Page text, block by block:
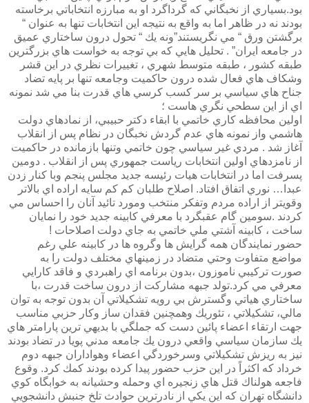
بود.بسياري از نخبگاني كه گرداگرد او به مبارزه انتخاباتي برخاسته
بودند نه در ظاهر اما به واقع به نتيجه اين انتخابات تنها به عنوان “
برگشتن ورق “ مي نگريستند”ونه يك “ تحول درون ساختاري عميق
در جامعه ايران” . تحليل هايي كه بي توجه به خواست هاي بزرگترين
طبقه كشور ، طبقه متوسط شهري ، تغييرات نظري در اين قشر
وشكاف هاي فعال شده درون حاكميت وجامعه تنها بر پايه تضاد
جناح هاي سياسي بر سر كسب كرسي هاي قدرت بنا مي شد نمونه
اي از اين سطحي نگري هاست ؛
اولين محافظه كاري خاتمي با ابقاء دكتر حبيبي، از نمادهاي دولت
هاشمي واز نمونه هاي عدم گردش نخبگان در نظام پس از انقلاب
آغاز شد . مردي غير سياسي چون خاتمي وتنها بازمانده در حاكميت
از نامزدهاي اولين انتخابات رياست جمهوري پس از انقلاب . دومين
پسرفت اما در انتخابات هيات رئيسه جديد مجلس پنجم وبا كنار زدن
عبدا… نوري اتفاق افتاد. اصلاح طلبان كم كم سايه اراده اي بالاتر
وقويتر از اراده مردم وتفكر منتخب ومورد تائيد آنان را احساس مي
كردند .سومين گام عقبگرد با معرفي كابينه جديد خود را نمايان
ساخت ، كابينه آشتي ملي خاتمي به جاي دولت اصلاحات !
حضور نمايندگان همه گرايش ها وگروه ها در كابينه علي رغم
مواضع متفاوت وحتي متضاد در زمينهاي مختلف دولت را به
صورت تركيبي ناموزون ،بدون برنامه اي راهبردي و فاقد كارايي
معرفي مي كرد.تولد جبهه مشاركت از درون ساخت قدرت ،با
ساختاري هياتي وگسترش بي رويه تشكيلاتي آن بدون توجه به توان
مالي، تشكيلاتي ، تئوريك وهمچنين فقدان ساز وكار حزبي مناسب
جهت ارتقاء اعضاء پائين دست كه جملگي با بديهي ترين پارامتر هاي
يك سازمان سياسي واقعي درون يك جامعه مدني پويا در تضاد بودند
نيز به ريزش تشكيلاتي وسرخوردگي اعضاء وهواداران جبهه دوم
خرداد كه اكثراً در اين حزب حضور پيدا كرده بودند كمك كرد. وقوع
فاجعه هولناك قتل هاي زنجيره اي وحمله وحشيانه به خوابگاه كوي
دانشگاه تهران كه اين يكي از نادرترين حوادث تلخ جنبش دانشجويي